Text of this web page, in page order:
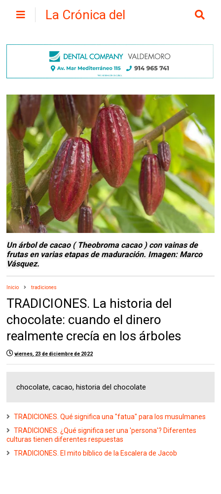
La Crónica del
Un árbol de cacao ( Theobroma cacao) con vainas de
frutas en varias etapas de maduración. Imagen: Marco
Vásquez.
Inicio tradiciones
TRADICIONES. La historia del
chocolate: cuando el dinero
realmente crecía en los árboles
viernes, 23 de diciembre de 2022
chocolate, cacao, historia del chocolate
TRADICIONES. Qué significa una "fatua" para los musulmanes
TRADICIONES. ¿Qué significa ser una 'persona'? Diferentes
culturas tienen diferentes respuestas
TRADICIONES. El mito bíblico de la Escalera de Jacob